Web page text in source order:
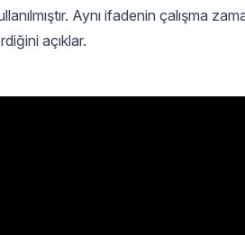
Aynı ifadenin çalışma
açıklar.